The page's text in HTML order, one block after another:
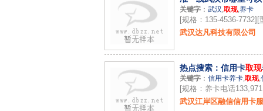
关键字 ： 武汉,取现,养卡
[规格：135-4536-7732][
武汉达凡科技有限公司
热点搜索：信用卡取现
关键字 ： 信用卡养卡,取现,
[规格：养卡电话
武汉江岸区融信信用卡